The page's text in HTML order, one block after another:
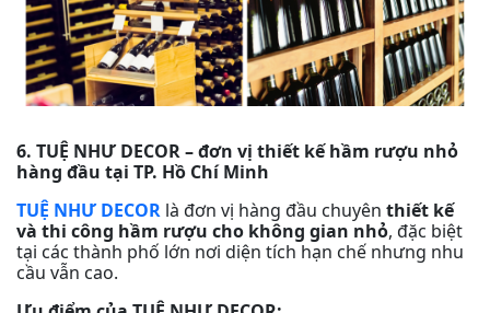
6. TUỆ NHƯ DECOR – đơn vị thiết kế hầm rượu nhỏ
hàng đầu tại TP. Hồ Chí Minh
TUỆ NHƯ DECOR là đơn vị hàng đầu chuyên thiết kế
và thi công hầm rượu cho không gian nhỏ, đặc biệt
tại các thành phố lớn nơi diện tích hạn chế nhưng nhu
cầu vẫn cao.